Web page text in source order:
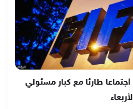
اجتماعا طارئا مع كبار مسئولي